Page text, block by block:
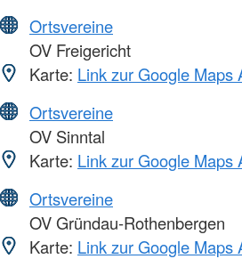
Ortsvereine
OV Freigericht
Karte: Link zur Google Maps
Ortsvereine
OV Sinntal
Karte: Link zur Google Maps
Ortsvereine
OV Gründau-Rothenbergen
Karte: Link zur Google Maps